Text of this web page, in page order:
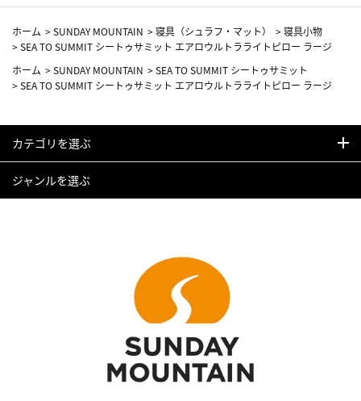
ホーム >SUNDAY MOUNTAIN >寝具（シュラフ・マット） >寝具小物
>SEA TO SUMMIT シートゥサミット エアロウルトラライトピロー ラージ
ホーム >SUNDAY MOUNTAIN >SEA TO SUMMIT シートゥサミット
>SEA TO SUMMIT シートゥサミット エアロウルトラライトピロー ラージ
カテゴリを選ぶ
ジャンルを選ぶ